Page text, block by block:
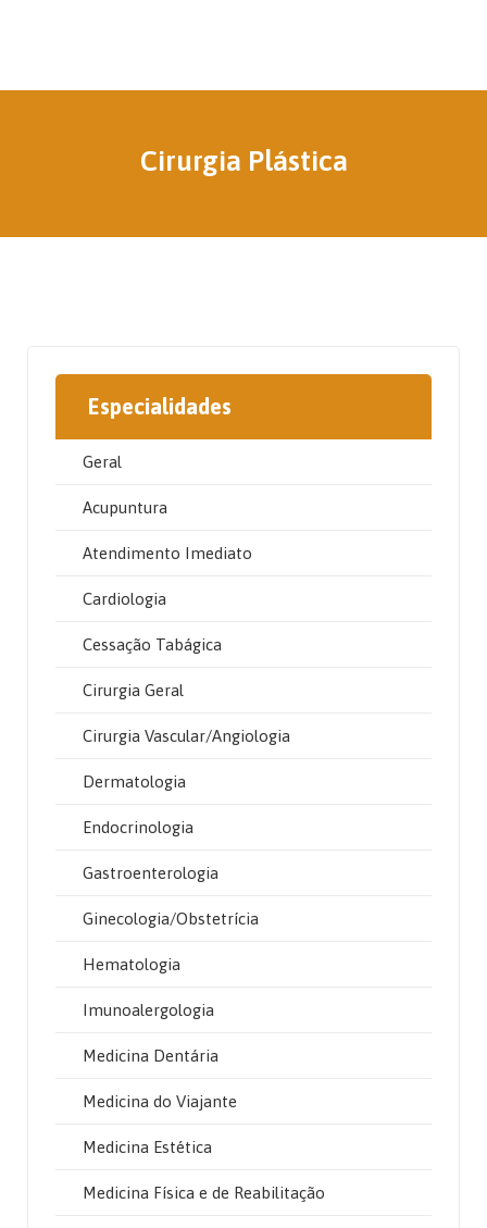
Cirurgia Plástica
Especialidades
Geral
Acupuntura
Atendimento Imediato
Cardiologia
Cessação Tabágica
Cirurgia Geral
Cirurgia Vascular/Angiologia
Dermatologia
Endocrinologia
Gastroenterologia
Ginecologia/Obstetrícia
Hematologia
Imunoalergologia
Medicina Dentária
Medicina do Viajante
Medicina Estética
Medicina Física e de Reabilitação